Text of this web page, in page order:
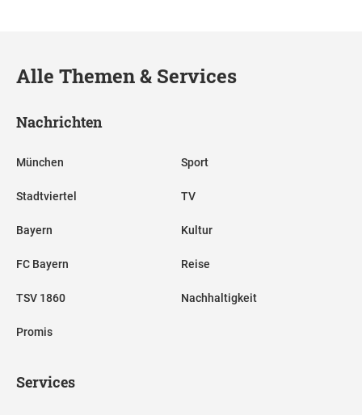
Alle Themen & Services
Nachrichten
München
Stadtviertel
Bayern
FC Bayern
TSV 1860
Promis
Sport
TV
Kultur
Reise
Nachhaltigkeit
Services